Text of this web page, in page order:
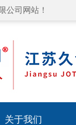
公司网站！
关于我们